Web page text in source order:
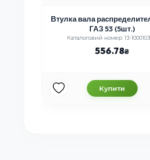
Втулка вала
ГАЗ 53 (5шт.)
Каталоговий номер: 13-
556.78
Купити